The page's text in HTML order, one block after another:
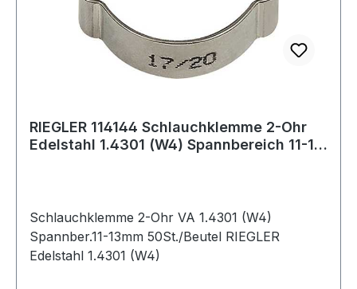
RIEGLER 114144 Schlauchklemme 2-Ohr
Edelstahl 1.4301 (W4) Spannbereich 11-13
Schlauchklemme 2-Ohr VA 1.4301 (W4)
Spannber.11-13mm 50St./Beutel RIEGLER
Edelstahl 1.4301 (W4)